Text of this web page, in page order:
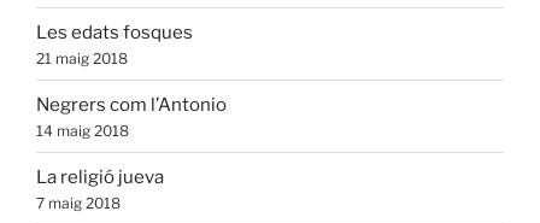
Les edats fosques
21 maig 2018
Negrers com l’Antonio
14 maig 2018
La religió jueva
7 maig 2018